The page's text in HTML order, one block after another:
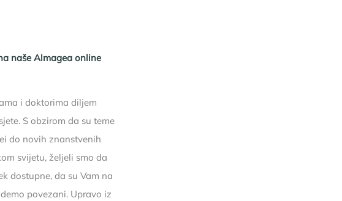
naše Almagea online
i doktorima diljem
S obzirom da su teme
do novih znanstvenih
svijetu, željeli smo da
dostupne, da su Vam na
povezani. Upravo iz